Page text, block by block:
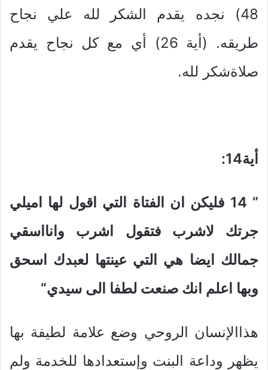
48) نجده يقدم الشكر لله علي نجاح
طريقه. (أية 26) أي مع كل نجاح يقدم
صلاةشكر لله.
أية14 :
” 14
فليكن ان الفتاة التي اقول لها اميلي
جرتك لاشرب فتقول اشرب وانااسقي
جمالك ايضا هي التي عينتها لعبدك اسحق
وبها اعلم انك صنعت لطفا الى سيدي“
هذاالإنسان الروحي وضع علامة لطيفة بها
يظهر وداعة البنت وإستعدادها للخدمة ولم